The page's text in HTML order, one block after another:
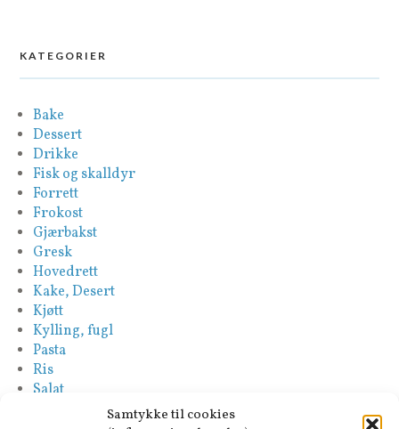
Samtykke til cookies
KATEGORIER
Bake
Dessert
Drikke
Fisk og skalldyr
Forrett
Frokost
Gjærbakst
Gresk
Hovedrett
Kake, Desert
Kjøtt
Kylling, fugl
Pasta
Ris
Salat